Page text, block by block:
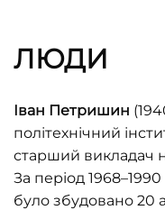
ЛЮДИ
Іван Петришин
політехнічний
старший викладач
За період
було збудовано 20